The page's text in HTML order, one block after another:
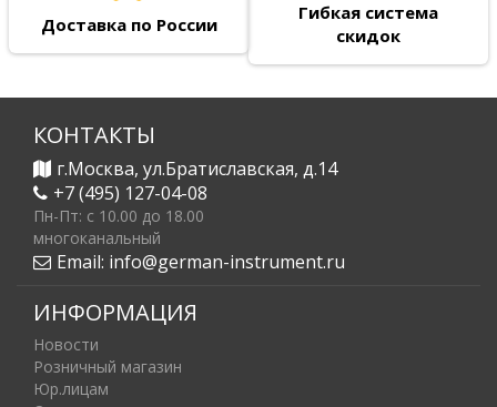
Доставка по России
Гибкая система
скидок
КОНТАКТЫ
г.Москва, ул.Братиславская, д.14
+7 (495) 127-04-08
Пн-Пт: c 10.00 до 18.00
многоканальный
Email: info@german-instrument.ru
ИНФОРМАЦИЯ
Новости
Розничный магазин
Юр.лицам